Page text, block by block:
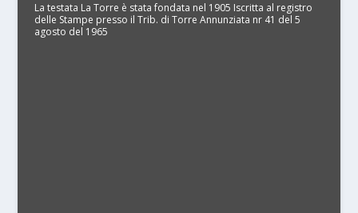
La testata La Torre è stata fondata nel 1905 Iscritta al registro
delle Stampe presso il Trib. di Torre Annunziata nr 41 del 5
agosto del 1965